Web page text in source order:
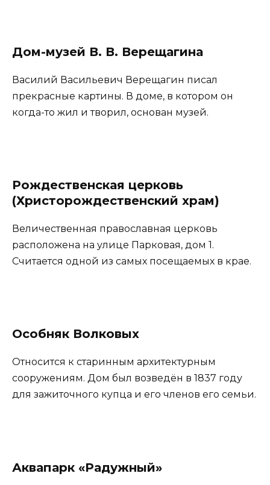
Дом-музей В. В. Верещагина
Василий Васильевич Верещагин писал
прекрасные картины. В доме, в котором он
когда-то жил и творил, основан музей.
Рождественская церковь
(Христорождественский храм)
Величественная православная церковь
расположена на улице Парковая, дом 1.
Считается одной из самых посещаемых в крае.
Особняк Волковых
Относится к старинным архитектурным
сооружениям. Дом был возведён в 1837 году
для зажиточного купца и его членов его семьи.
Аквапарк «Радужный»